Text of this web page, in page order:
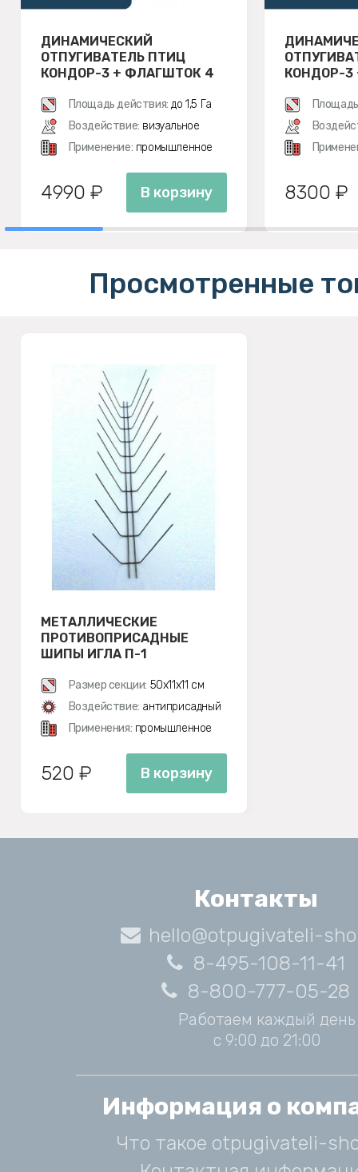
ДИНАМИЧЕСКИЙ
ОТПУГИВАТЕЛЬ ПТИЦ
КОНДОР-3 + ФЛАГШТОК 4
Площадь действия: до 1,5 Га
Воздействие: визуальное
Применение: промышленное
4990 ₽ В корзину
КОНДОР-3
8300 ₽
Просмотренные
МЕТАЛЛИЧЕСКИЕ
ПРОТИВОПРИСАДНЫЕ
ШИПЫ ИГЛА П-1
Размер секции: 50х11х11 см
Воздействие: антиприсадный
Применения: промышленное
520 ₽ В корзину
Контакты
hello@otpugivateli-
8-495-108-11-41
8-800-777-05-28
Работаем каждый день
с 9:00 до 21:00
Информация о
Что такое otpugivateli-